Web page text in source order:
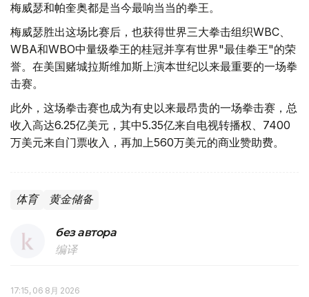
梅威瑟和帕奎奥都是当今最响当当的拳王。
梅威瑟胜出这场比赛后，也获得世界三大拳击组织WBC、
WBA和WBO中量级拳王的桂冠并享有世界"最佳拳王"的荣
誉。在美国赌城拉斯维加斯上演本世纪以来最重要的一场拳
击赛。
此外，这场拳击赛也成为有史以来最昂贵的一场拳击赛，总
收入高达6.25亿美元，其中5.35亿来自电视转播权、7400
万美元来自门票收入，再加上560万美元的商业赞助费。
体育 黄金储备
без автора
编译
17:15, 06 8月 2026